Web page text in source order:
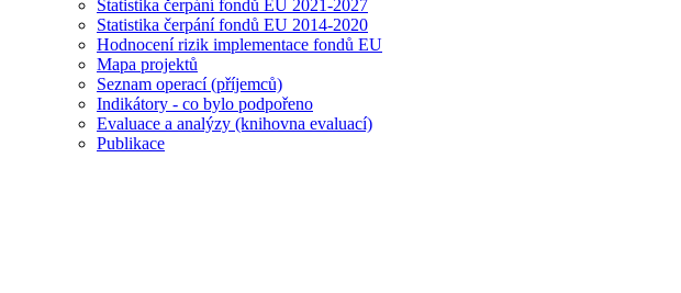
Statistika čerpání fondů EU 2021-2027
Statistika čerpání fondů EU 2014-2020
Hodnocení rizik implementace fondů EU
Mapa projektů
Seznam operací (příjemců)
Indikátory - co bylo podpořeno
Evaluace a analýzy (knihovna evaluací)
Publikace